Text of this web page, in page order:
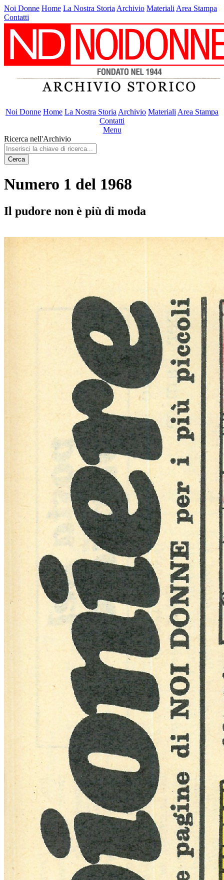
Noi Donne Home La Nostra Storia Archivio Materiali Area Stampa
Contatti
Noi Donne Home La Nostra Storia Archivio Materiali Area Stampa
Contatti
Menu
Ricerca nell'Archivio
Cerca
Numero 1 del 1968
Il pudore non è più di moda